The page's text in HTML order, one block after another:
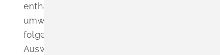
enthalten die folgenden Arten
umweltbezogener Informationen mit
folgenden Darstellungen wesentlicher
Auswirkungen und Maßnahmen zur